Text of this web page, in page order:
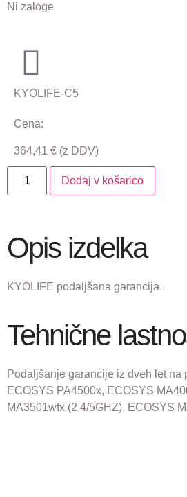
Ni zaloge
KYOLIFE-C5
Cena:
364,41 € (z DDV)
Dodaj v košarico
Opis izdelka
KYOLIFE podaljšana garancija.
Tehnične
Podaljšanje garancije iz dveh let na
ECOSYS PA4500x, ECOSYS
MA3501wfx (2,4/5GHZ), ECOSYS